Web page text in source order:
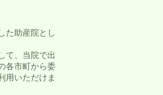
た助産院とし
て、当院で出
各市町から委
用いただけま